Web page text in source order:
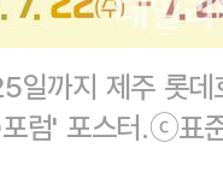
까지 제주 롯데
럼' 포스터.ⓒ표